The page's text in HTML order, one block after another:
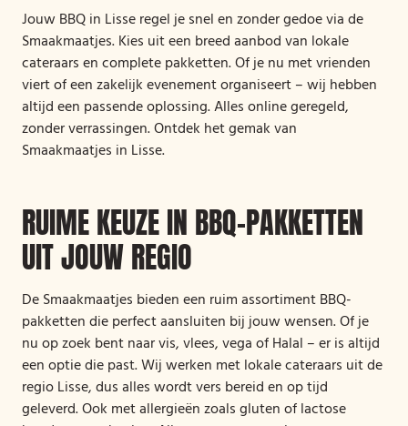
Jouw BBQ in Lisse regel je snel en zonder gedoe via de
Smaakmaatjes. Kies uit een breed aanbod van lokale
cateraars en complete pakketten. Of je nu met vrienden
viert of een zakelijk evenement organiseert – wij hebben
altijd een passende oplossing. Alles online geregeld,
zonder verrassingen. Ontdek het gemak van
Smaakmaatjes in Lisse.
RUIME KEUZE IN BBQ-PAKKETTEN
UIT JOUW REGIO
De Smaakmaatjes bieden een ruim assortiment BBQ-
pakketten die perfect aansluiten bij jouw wensen. Of je
nu op zoek bent naar vis, vlees, vega of Halal – er is altijd
een optie die past. Wij werken met lokale cateraars uit de
regio Lisse, dus alles wordt vers bereid en op tijd
geleverd. Ook met allergieën zoals gluten of lactose